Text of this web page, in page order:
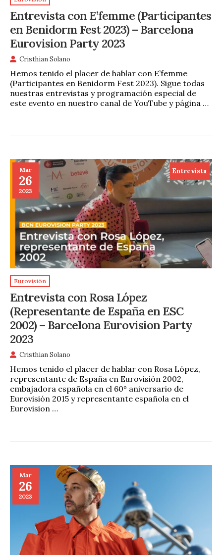
Entrevista con E’femme (Participantes
en Benidorm Fest 2023) – Barcelona
Eurovision Party 2023
Cristhian Solano
Hemos tenido el placer de hablar con E’femme
(Participantes en Benidorm Fest 2023). Sigue todas
nuestras entrevistas y programación especial de
este evento en nuestro canal de YouTube y página …
Mar
26
2023
Entrevista
Eurovisión
Entrevista con Rosa López
(Representante de España en ESC
2002) – Barcelona Eurovision Party
2023
Cristhian Solano
Hemos tenido el placer de hablar con Rosa López,
representante de España en Eurovisión 2002,
embajadora española en el 60º aniversario de
Eurovisión 2015 y representante española en el
Eurovision …
Mar
26
2023